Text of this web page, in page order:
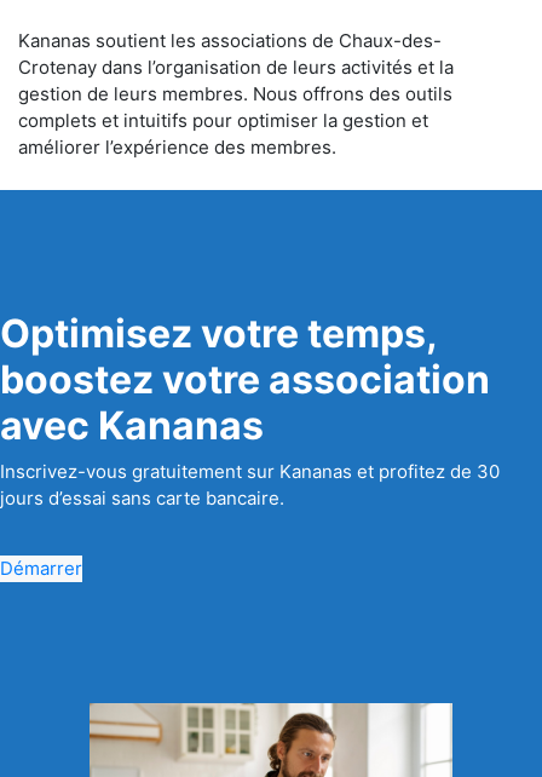
Kananas soutient les associations de Chaux-des-
Crotenay dans l’organisation de leurs activités et la
gestion de leurs membres. Nous offrons des outils
complets et intuitifs pour optimiser la gestion et
améliorer l’expérience des membres.
Optimisez votre temps,
boostez votre association
avec Kananas
Inscrivez-vous gratuitement sur Kananas et profitez de 30
jours d’essai sans carte bancaire.
Démarrer